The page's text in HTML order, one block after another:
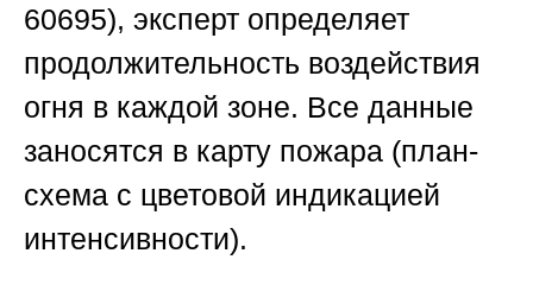
60695), эксперт определяет
продолжительность воздействия
огня в каждой зоне. Все данные
заносятся в карту пожара (план-
схема с цветовой индикацией
интенсивности).